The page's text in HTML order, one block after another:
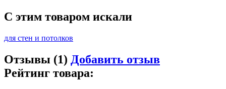
C этим товаром искали
для стен и потолков
Отзывы (1) Добавить отзыв
Рейтинг товара: